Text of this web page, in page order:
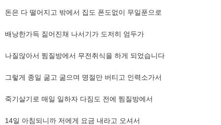
​돈은 다 떨어지고 밖에서 집도 폰도없이 무일푼으로
​배낭한가득 짊어진채 나서기가 도저히 엄두가
​나질않아서 찜질방에서 무전취식을 하게 되었습니다
​그렇게 종일 굶고 굶으며 명절만 버티고 인력소가서
죽기살기로 매일 일하자 다짐도 전에 찜질방에서
14일 아침되니까 저에게 요금 내라고 오셔서